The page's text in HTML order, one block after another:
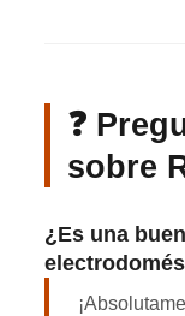
❓
sobre
¿Es una